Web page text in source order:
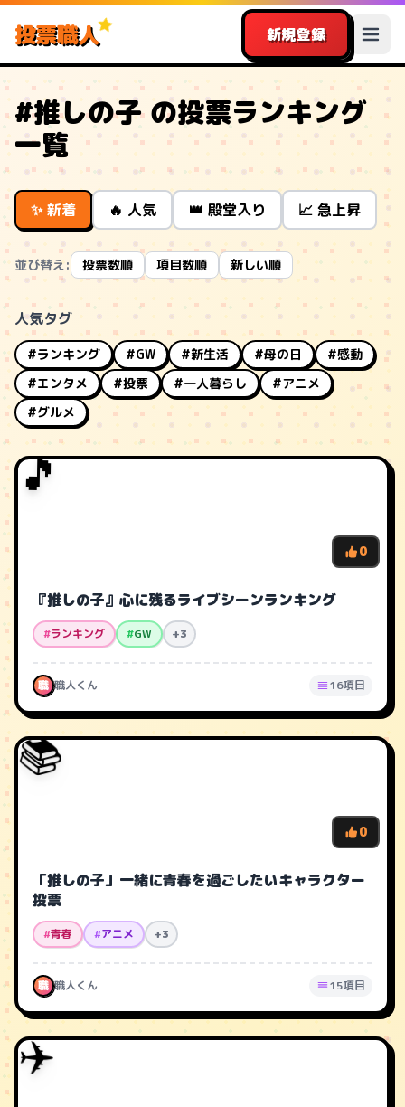
投票職人 新規登録
#推しの子 の投票ランキング
一覧
✨ 新着 🔥 人気 👑 殿堂入り 📈 急上昇
並び替え: 投票数順 項目数順 新しい順
人気タグ
#ランキング #GW #新生活 #母の日
#感動
#エンタメ
#投票 #一人暮らし
#アニメ
#グルメ
🎵
0
『推しの子』心に残るライブシーンランキング
#ランキング #GW +3
職 職人くん 16項目
📚
0
「推しの子」一緒に青春を過ごしたいキャラクター
投票
#青春 #アニメ +3
職 職人くん 15項目
✈️